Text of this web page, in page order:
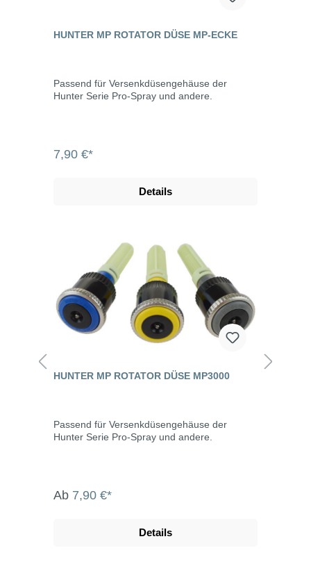
HUNTER MP ROTATOR DÜSE MP-ECKE
Passend für Versenkdüsengehäuse der
Hunter Serie Pro-Spray und andere.
7,90 €*
Details
HUNTER MP ROTATOR DÜSE MP3000
Passend für Versenkdüsengehäuse der
Hunter Serie Pro-Spray und andere.
Ab 7,90 €*
Details